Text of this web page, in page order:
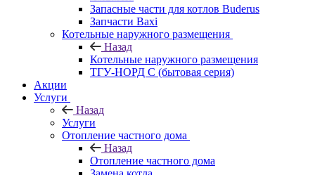
Запасные части для котлов Buderus
Запчасти Baxi
Котельные наружного размещения
Назад
Котельные наружного размещения
ТГУ-НОРД С (бытовая серия)
Акции
Услуги
Назад
Услуги
Отопление частного дома
Назад
Отопление частного дома